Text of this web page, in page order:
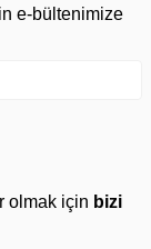
e-bültenimize
olmak için bizi